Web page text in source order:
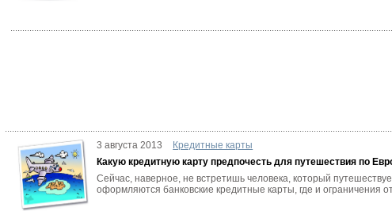
3 августа 2013
Кредитные карты
Какую кредитную карту предпочесть для путешествия по
Сейчас, наверное, не встретишь человека, который
оформляются банковские кредитные карты, где и ограничения